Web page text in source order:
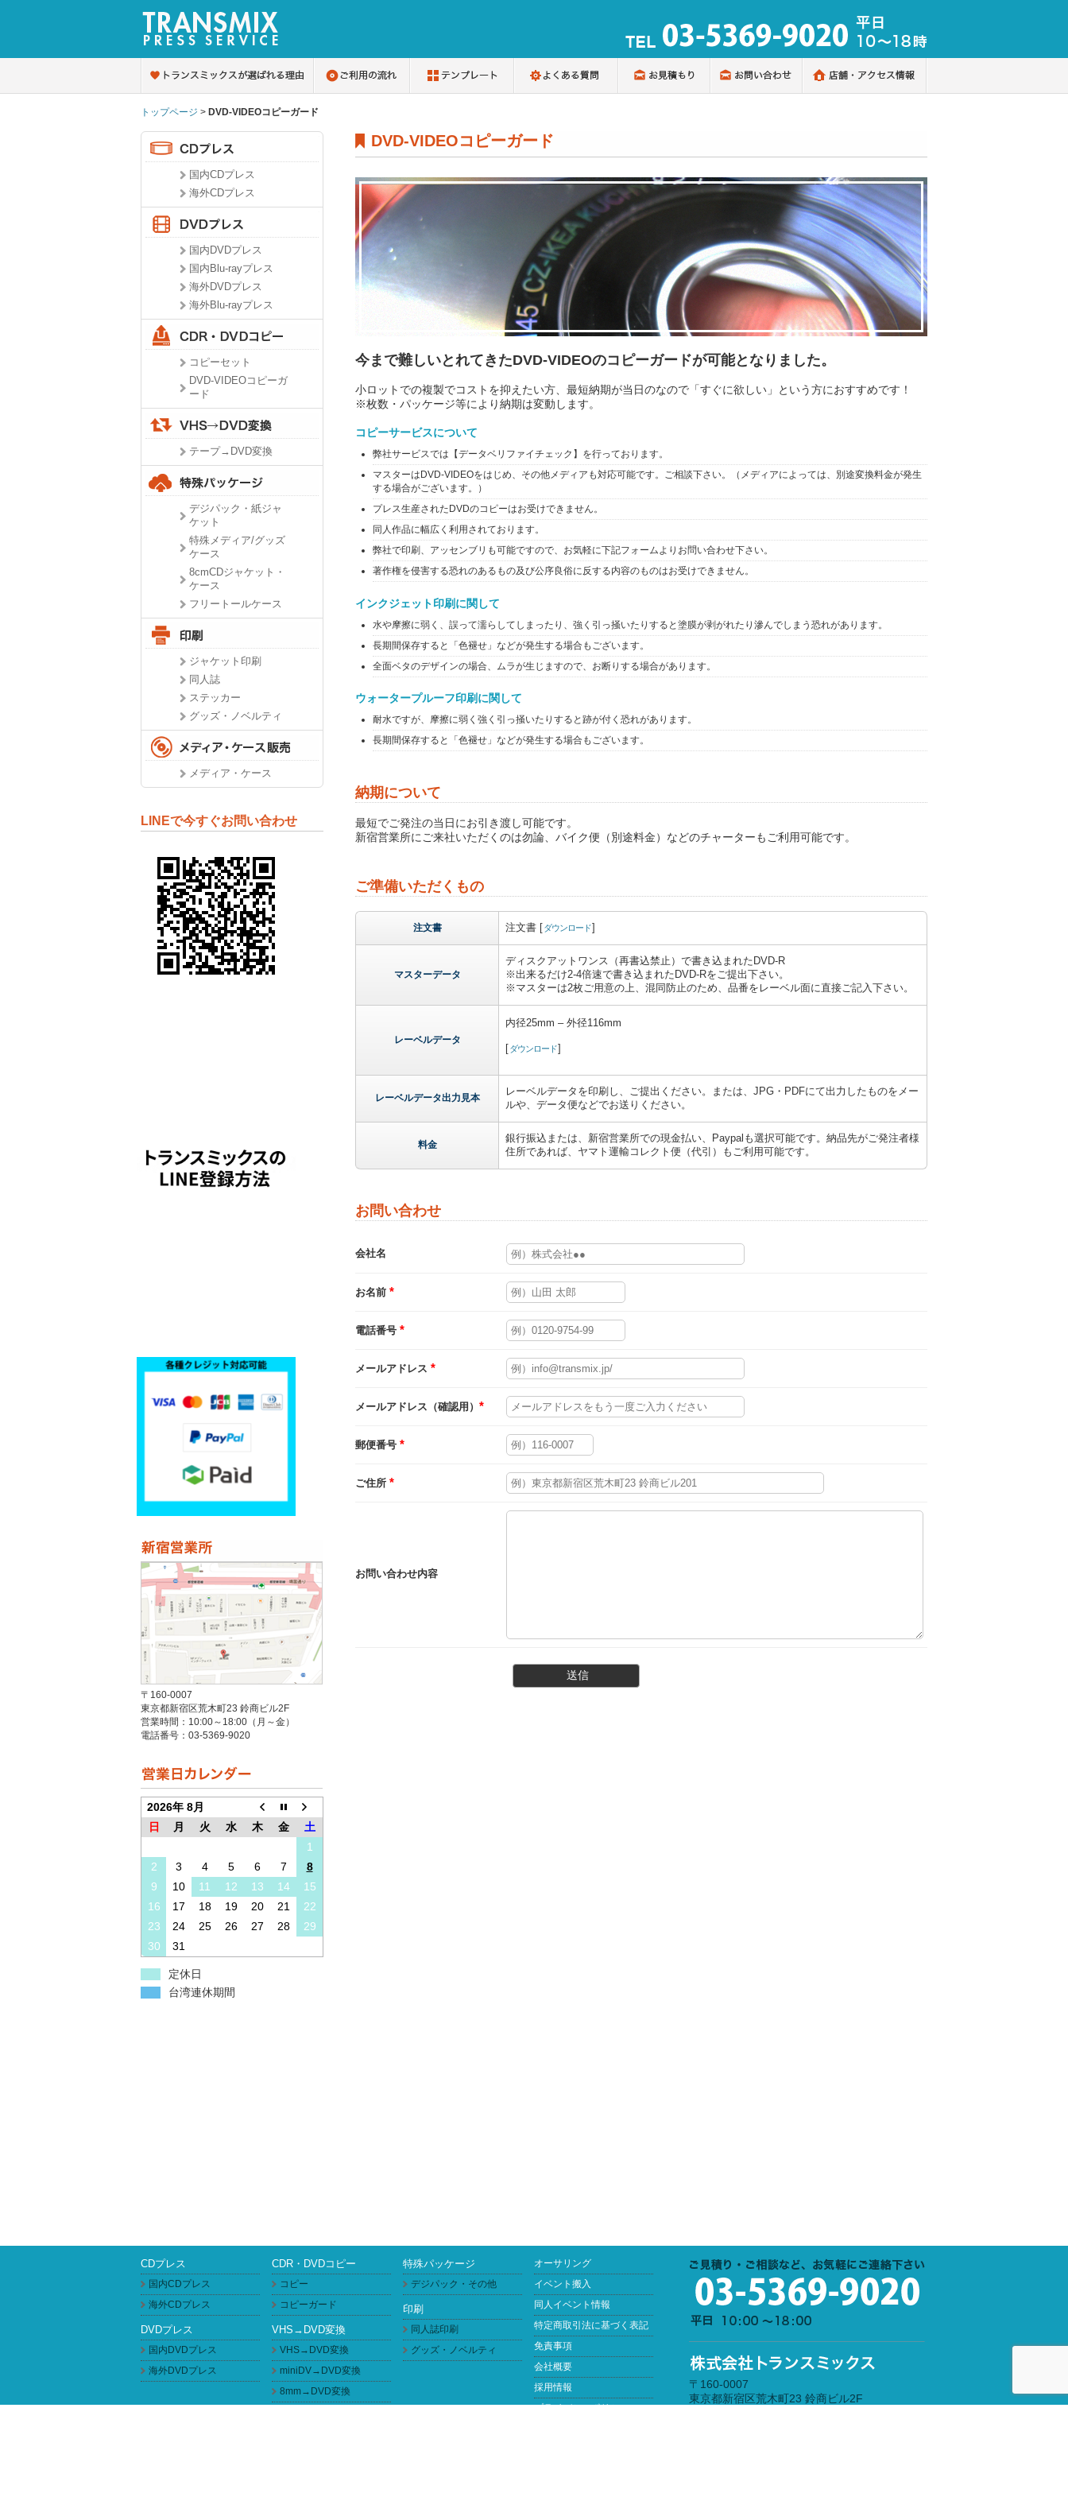
トップページ > DVD-VIDEOコピーガード
国内CDプレス
海外CDプレス
国内DVDプレス
国内Blu-rayプレス
海外DVDプレス
海外Blu-rayプレス
コピーセット
DVD-VIDEOコピーガ
ード
テープ→DVD変換
デジパック・紙ジャ
ケット
特殊メディア/グッズ
ケース
8cmCDジャケット・
ケース
フリートールケース
ジャケット印刷
同人誌
ステッカー
グッズ・ノベルティ
メディア・ケース
LINEで今すぐお問い合わせ
〒160-0007
東京都新宿区荒木町23 鈴商ビル2F
営業時間：10:00～18:00（月～金）
電話番号：03-5369-9020
2026年 8月
日
月 火 水 木 金
土
1
2
3 4 5 6 7
8
9
10 11 12 13 14
15
16
17 18 19 20 21
22
23
24 25 26 27 28
29
30
31
定休日
台湾連休期間
DVD-VIDEOコピーガード
今まで難しいとれてきたDVD-VIDEOのコピーガードが可能となりました。
小ロットでの複製でコストを抑えたい方、最短納期が当日のなので「すぐに欲しい」という方におすすめです！
※枚数・パッケージ等により納期は変動します。
コピーサービスについて
弊社サービスでは【データベリファイチェック】を行っております。
マスターはDVD-VIDEOをはじめ、その他メディアも対応可能です。ご相談下さい。（メディアによっては、別途変換料金が発生
する場合がございます。）
プレス生産されたDVDのコピーはお受けできません。
同人作品に幅広く利用されております。
弊社で印刷、アッセンブリも可能ですので、お気軽に下記フォームよりお問い合わせ下さい。
著作権を侵害する恐れのあるもの及び公序良俗に反する内容のものはお受けできません。
インクジェット印刷に関して
水や摩擦に弱く、誤って濡らしてしまったり、強く引っ掻いたりすると塗膜が剥がれたり滲んでしまう恐れがあります。
長期間保存すると「色褪せ」などが発生する場合もございます。
全面ベタのデザインの場合、ムラが生じますので、お断りする場合があります。
ウォータープルーフ印刷に関して
耐水ですが、摩擦に弱く強く引っ掻いたりすると跡が付く恐れがあります。
長期間保存すると「色褪せ」などが発生する場合もございます。
納期について
最短でご発注の当日にお引き渡し可能です。
新宿営業所にご来社いただくのは勿論、バイク便（別途料金）などのチャーターもご利用可能です。
ご準備いただくもの
注文書 注文書 [ダウンロード]
マスターデータ
ディスクアットワンス（再書込禁止）で書き込まれたDVD-R
※出来るだけ2-4倍速で書き込まれたDVD-Rをご提出下さい。
※マスターは2枚ご用意の上、混同防止のため、品番をレーベル面に直接ご記入下さい。
レーベルデータ
内径25mm – 外径116mm
[ダウンロード]
レーベルデータ出力見本
レーベルデータを印刷し、ご提出ください。または、JPG・PDFにて出力したものをメー
ルや、データ便などでお送りください。
料金
銀行振込または、新宿営業所での現金払い、Paypalも選択可能です。納品先がご発注者様
住所であれば、ヤマト運輸コレクト便（代引）もご利用可能です。
お問い合わせ
会社名
お名前 *
電話番号 *
メールアドレス *
メールアドレス（確認用） *
郵便番号 *
ご住所 *
お問い合わせ内容
CDプレス
国内CDプレス
海外CDプレス
DVDプレス
国内DVDプレス
海外DVDプレス
CDR・DVDコピー
コピー
コピーガード
VHS→DVD変換
VHS→DVD変換
miniDV→DVD変換
8mm→DVD変換
特殊パッケージ
デジパック・その他
印刷
同人誌印刷
グッズ・ノベルティ
オーサリング
イベント搬入
同人イベント情報
特定商取引法に基づく表記
免責事項
会社概要
採用情報
プライバシーポリシー
〒160-0007
東京都新宿区荒木町23 鈴商ビル2F